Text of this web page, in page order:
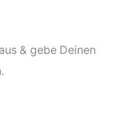
& gebe Deinen